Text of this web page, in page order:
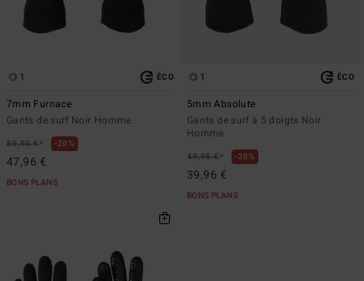
1 ÉCO
7mm Furnace
Gants de surf Noir Homme
59,95 €* 20%
47,96 €
BONS PLANS
1 ÉCO
5mm Absolute
Gants de surf à 5 doigts Noir
Homme
49,95 €* 20%
39,96 €
BONS PLANS